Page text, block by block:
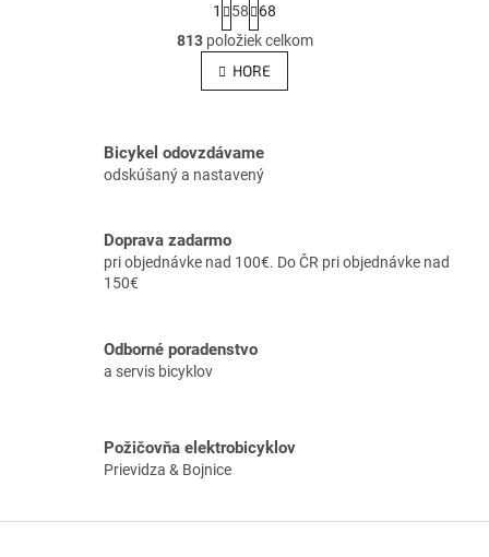
O
v
l
á
c
i
v
ý
p
t
r
á
n
k
a
n
i
1 58
68
813položiek celkom
HORE
Bicykel odovzdávame
odskúšaný a nastavený
Doprava zadarmo
pri objednávke nad 100€. Do ČR pri objednávke nad
150€
Odborné poradenstvo
a servis bicyklov
Požičovňa elektrobicyklov
Prievidza & Bojnice